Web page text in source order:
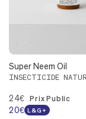
Super Neem Oil
INSECTICIDE
24€Prix Public
20€ L&G+